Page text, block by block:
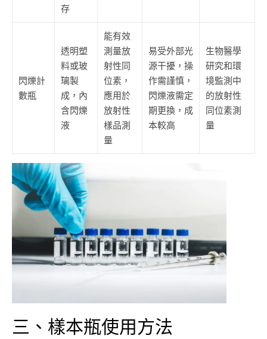
存
閃爍計
數瓶
透明塑
料或玻
璃製
成，內
含閃爍
液
能有效
測量放
射性同
位素，
應用於
放射性
樣品測
量
易受外部光
源干擾，操
作需謹慎，
閃爍液需定
期更換，成
本較高
生物醫學
研究和環
境監測中
的放射性
同位素測
量
三、樣本瓶使用方法